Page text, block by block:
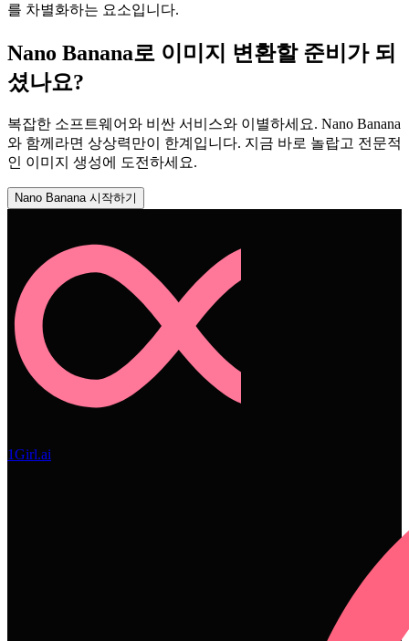
를 차별화하는 요소입니다.
Nano Banana로 이미지 변환할 준비가 되
셨나요?
복잡한 소프트웨어와 비싼 서비스와 이별하세요. Nano Banana
와 함께라면 상상력만이 한계입니다. 지금 바로 놀랍고 전문적
인 이미지 생성에 도전하세요.
Nano Banana 시작하기
1Girl.ai